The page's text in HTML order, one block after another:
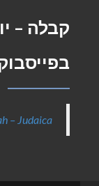
קבלה –
– Judaica